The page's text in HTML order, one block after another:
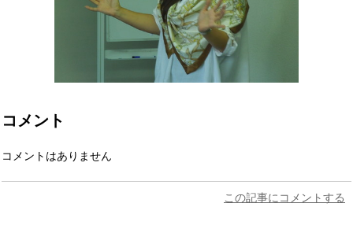
コメント
コメントはありません
この記事にコメントする